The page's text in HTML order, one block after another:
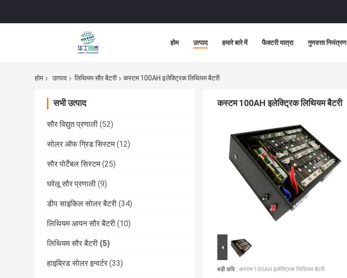
होम उत्पाद हमारे बारे में फैक्टरी यात्रा गुणवत्ता नियंत्रण
होम उत्पाद लिथियम सौर बैटरी कस्टम 100AH ​​इलेक्ट्रिक लिथियम बैटरी
सभी उत्पाद
सौर विद्युत प्रणाली (52)
सोलर ऑफ ग्रिड सिस्टम (12)
सौर पोर्टेबल सिस्टम (25)
घरेलू सौर प्रणाली (9)
डीप साइकिल सोलर बैटरी (34)
लिथियम आयन सौर बैटरी (10)
लिथियम सौर बैटरी (5)
हाइब्रिड सोलर इन्वर्टर (33)
कस्टम 100AH ​​इलेक्ट्रिक लिथियम बैटरी
बड़ी छवि : कस्टम 100AH ​​इलेक्ट्रिक लिथियम बैटरी